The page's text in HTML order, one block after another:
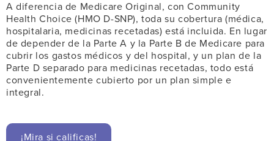
A diferencia de Medicare Original, con Community
Health Choice (HMO D-SNP), toda su cobertura (médica,
hospitalaria, medicinas recetadas) está incluida. En lugar
de depender de la Parte A y la Parte B de Medicare para
cubrir los gastos médicos y del hospital, y un plan de la
Parte D separado para medicinas recetadas, todo está
convenientemente cubierto por un plan simple e
integral.
¡Mira si calificas!